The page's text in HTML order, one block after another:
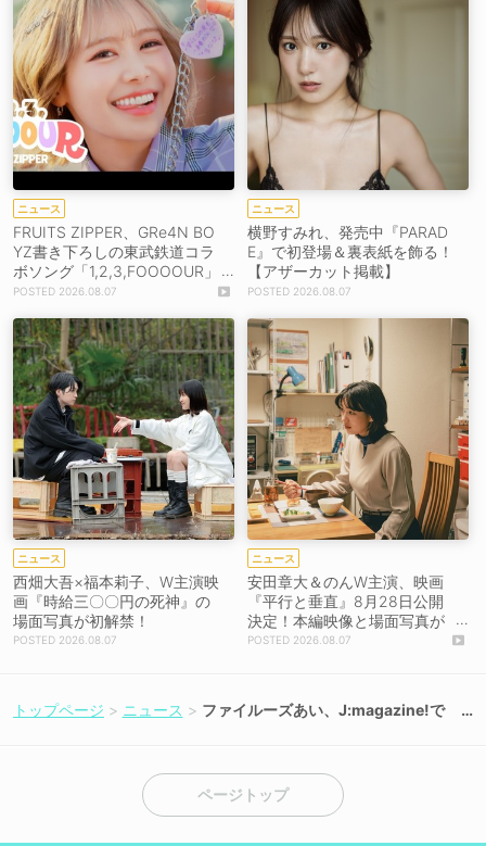
ニュース
FRUITS ZIPPER、GRe4N BO
YZ書き下ろしの東武鉄道コラ
ボソング「1,2,3,FOOOOUR」
をリリース＆MV公開！
2026.08.07
ニュース
横野すみれ、発売中『PARAD
E』で初登場＆裏表紙を飾る！
【アザーカット掲載】
2026.08.07
ニュース
西畑大吾×福本莉子、W主演映
画『時給三〇〇円の死神』の
場面写真が初解禁！
2026.08.07
ニュース
安田章大＆のんW主演、映画
『平行と垂直』8月28日公開
決定！本編映像と場面写真が
初解禁！2026.08.07
トップページ ニュース
ファイルーズあい、J:magazine!で
ページトップ